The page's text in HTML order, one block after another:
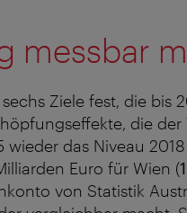
messbar
Ziele fest, die bis
die der
das Niveau
Euro für Wien (
von Statistik